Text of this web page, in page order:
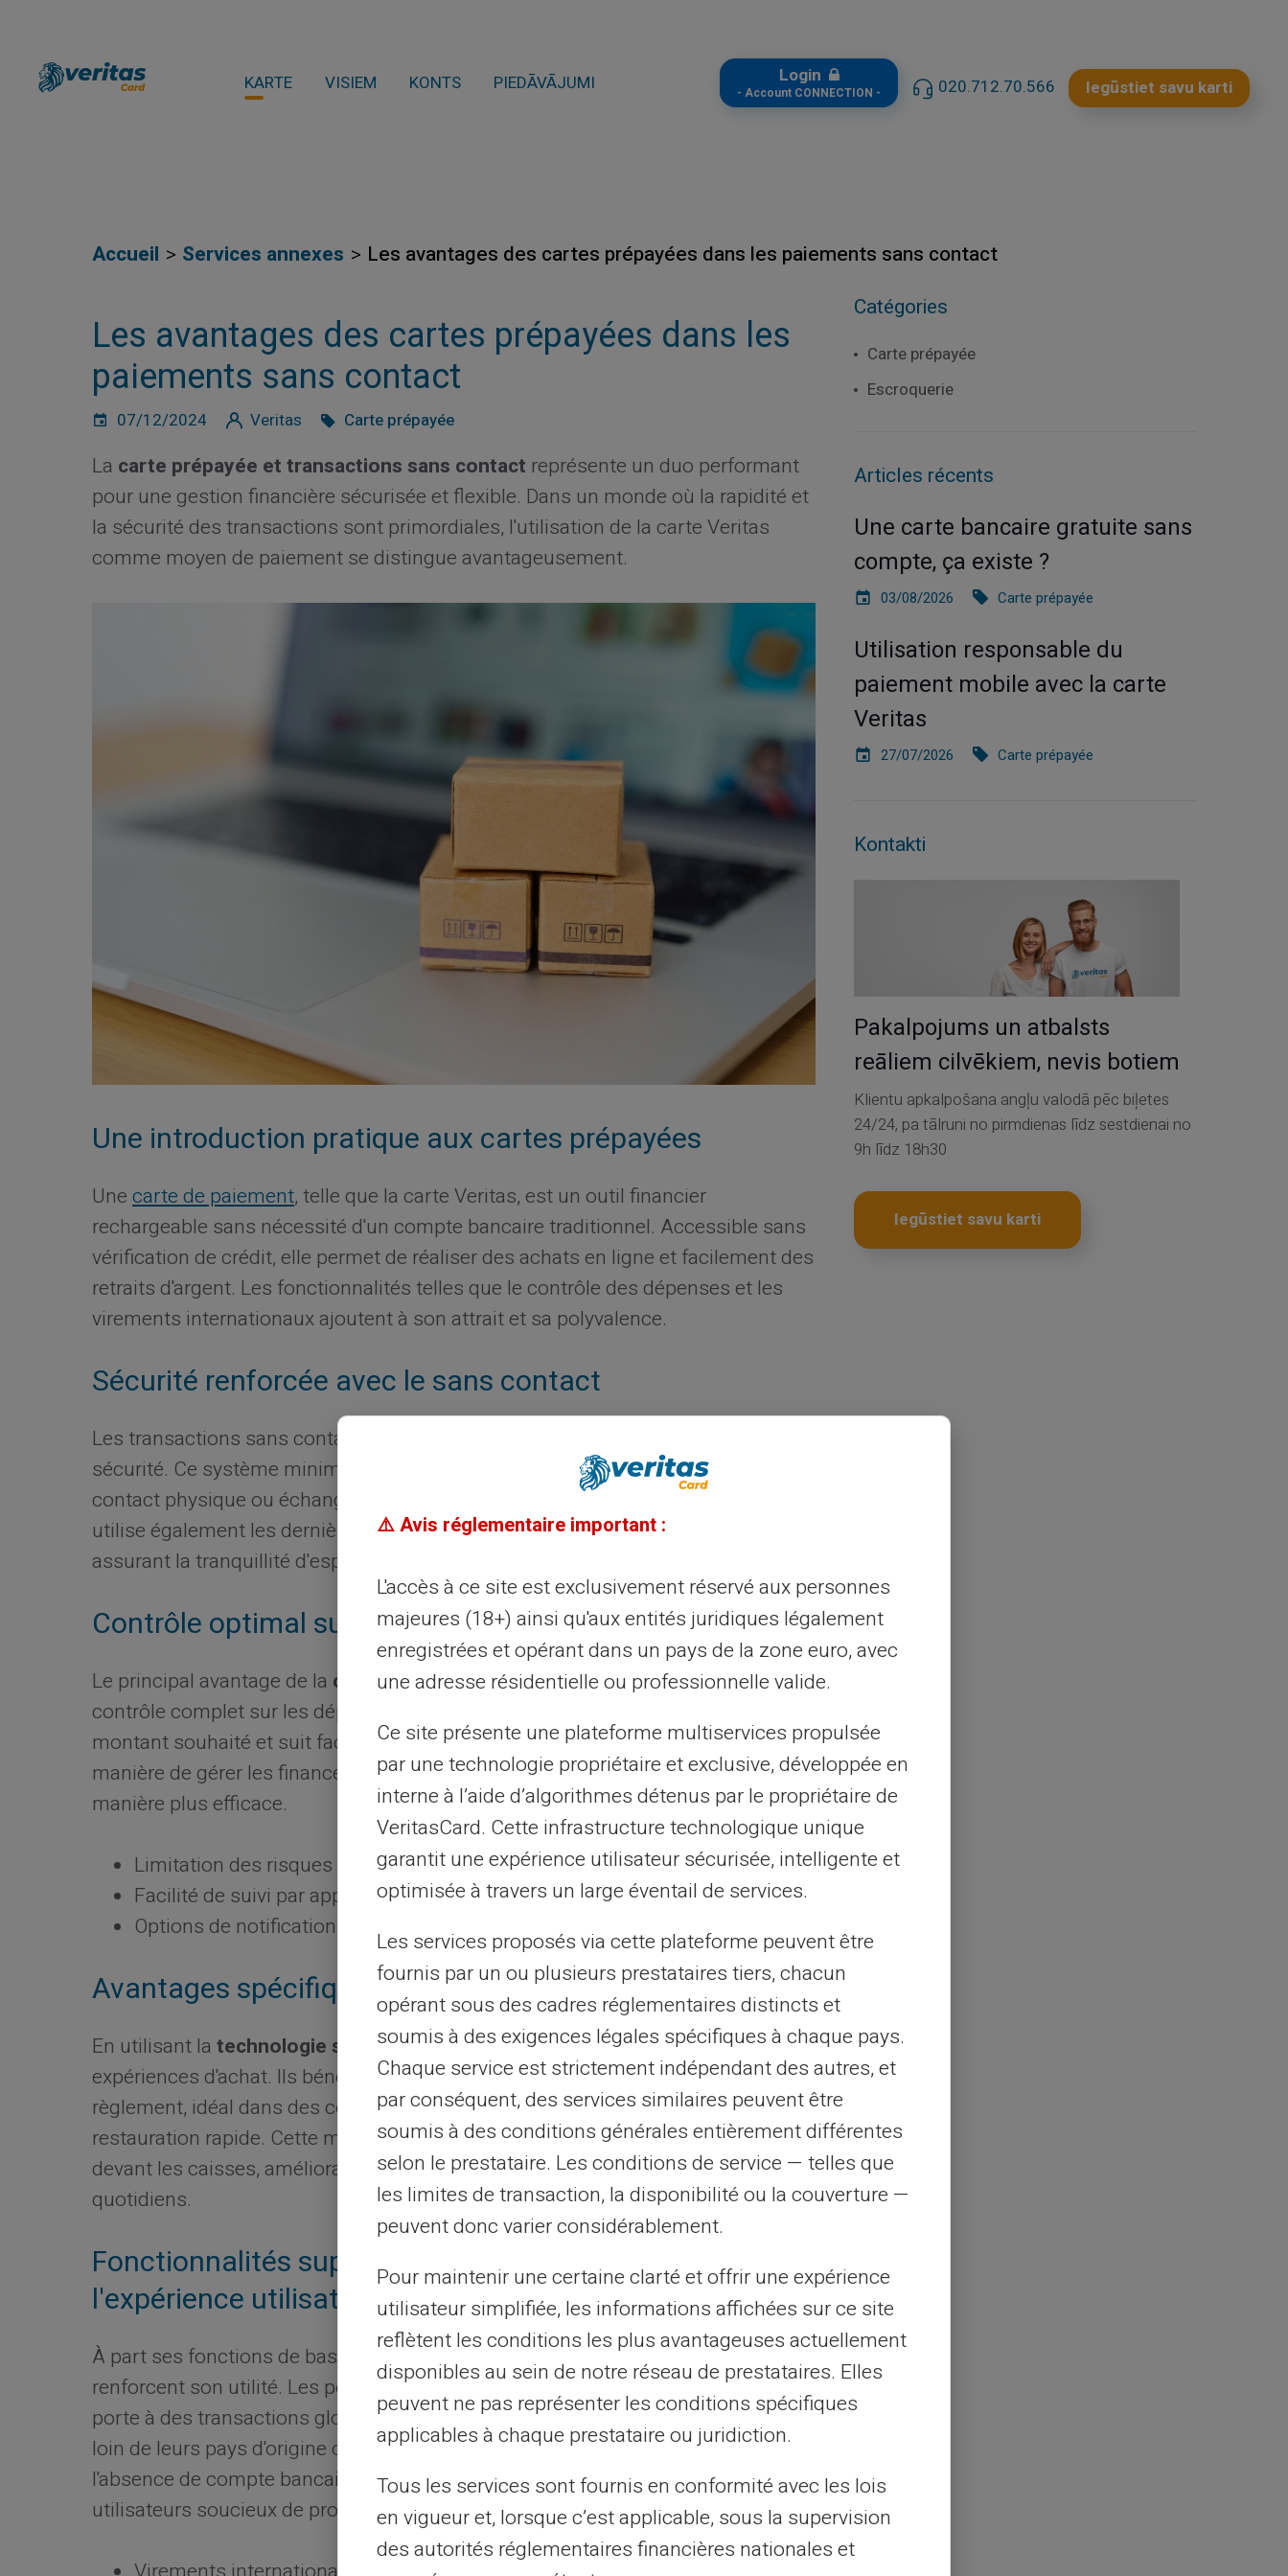
KARTE VISIEM KONTS PIEDĀVĀJUMI Login
- Account CONNECTION - 020.712.70.566 Iegūstiet savu karti
Accueil Services annexes Les avantages des cartes prépayées dans les paiements sans contact
Les avantages des cartes prépayées dans les
paiements sans contact
07/12/2024 Veritas Carte prépayée
La carte prépayée et transactions sans contact représente un duo performant
pour une gestion financière sécurisée et flexible. Dans un monde où la rapidité et
la sécurité des transactions sont primordiales, l'utilisation de la carte Veritas
comme moyen de paiement se distingue avantageusement.
Une introduction pratique aux cartes prépayées
Unecarte de paiement, telle que la carte Veritas, est un outil financier
rechargeable sans nécessité d'un compte bancaire traditionnel. Accessible sans
vérification de crédit, elle permet de réaliser des achats en ligne et facilement des
retraits d'argent. Les fonctionnalités telles que le contrôle des dépenses et les
virements internationaux ajoutent à son attrait et sa polyvalence.
Sécurité renforcée avec le sans contact
Les transactions sans contact par la carte prépayée garantissent une excellente
sécurité. Ce système minimise les risques de fraude en ne nécessitant aucun
contact physique ou échange d'informations sensibles direct.
utilise également les dernières technologies de protection des données,
assurant la tranquillité d'esprit à chaque transaction.
Contrôle optimal sur les finances
Le principal avantage de la carte prépayée résidedans sa capacité à offrir un
contrôle complet sur les dépenses. Chaque utilisateur charge sa carte avec le
montant souhaité et suit facilement ses transactions et soldes actuels. Cette
manière de gérer les finances aide à éviter les dettes et à planifier les budgets de
manière plus efficace.
Limitation des risques de dépense excessive
Facilité de suivi par application mobile ou site web
Options de notifications pour toute opération
Avantages spécifiques des paiements sans contact
En utilisant latechnologie sans contact,les détenteurs facilitent leurs
expériences d'achat. Ils bénéficient d'une rapidité exceptionnelle lors du
règlement, idéal dans des contextes pressés comme les transports ou la
restauration rapide. Cette méthode réduit significativement le temps passé
devant les caisses, améliorant ainsi la commodité générale des achats
quotidiens.
Fonctionnalités supplémentaires enrichissant
l'expérience utilisateur
À part ses fonctions de base, la carte Veritas propose différentes options qui
renforcent son utilité. Les possibilités de virements internationaux ouvrent la
porte à des transactions globales simplifiées, notamment pour ceux travaillant
loin de leurs pays d'origine ou voyageant fréquemment. L'anonymat relatif lié à
l'absence de compte bancaire classique peut aussi être avantageux pour les
utilisateurs soucieux de protéger leuridentité.
Catégories
Carte prépayée
Escroquerie
Articles récents
Une carte bancaire gratuite sans
compte, ça existe ?
03/08/2026 Carte prépayée
Utilisation responsable du
paiement mobile avec la carte
Veritas
27/07/2026 Carte prépayée
Kontakti
Pakalpojums un atbalsts
reāliem cilvēkiem, nevis botiem
Klientu apkalpošana angļu valodā pēc biļetes
24/24, pa tālruni no pirmdienas līdz sestdienai no
9h līdz 18h30
Iegūstiet savu karti
⚠️ Avis réglementaire important :
L'accès à ce site est exclusivement réservé aux personnes
majeures (18+) ainsi qu'aux entités juridiques légalement
enregistrées et opérant dans un pays de la zone euro, avec
une adresse résidentielle ou professionnelle valide.
Ce site présente une plateforme multiservices propulsée
par une technologie propriétaire et exclusive, développée en
interne à l’aide d’algorithmes détenus par le propriétaire de
VeritasCard. Cette infrastructure technologique unique
garantit une expérience utilisateur sécurisée, intelligente et
optimisée à travers un large éventail de services.
Les services proposés via cette plateforme peuvent être
fournis par un ou plusieurs prestataires tiers, chacun
opérant sous des cadres réglementaires distincts et
soumis à des exigences légales spécifiques à chaque pays.
Chaque service est strictement indépendant des autres, et
par conséquent, des services similaires peuvent être
soumis à des conditions générales entièrement différentes
selon le prestataire. Les conditions de service — telles que
les limites de transaction, la disponibilité ou la couverture —
peuvent donc varier considérablement.
Pour maintenir une certaine clarté et offrir une expérience
utilisateur simplifiée, les informations affichées sur ce site
reflètent les conditions les plus avantageuses actuellement
disponibles au sein de notre réseau de prestataires. Elles
peuvent ne pas représenter les conditions spécifiques
applicables à chaque prestataire ou juridiction.
Tous les services sont fournis en conformité avec les lois
en vigueur et, lorsque c’est applicable, sous la supervision
des autorités réglementaires financières nationales et